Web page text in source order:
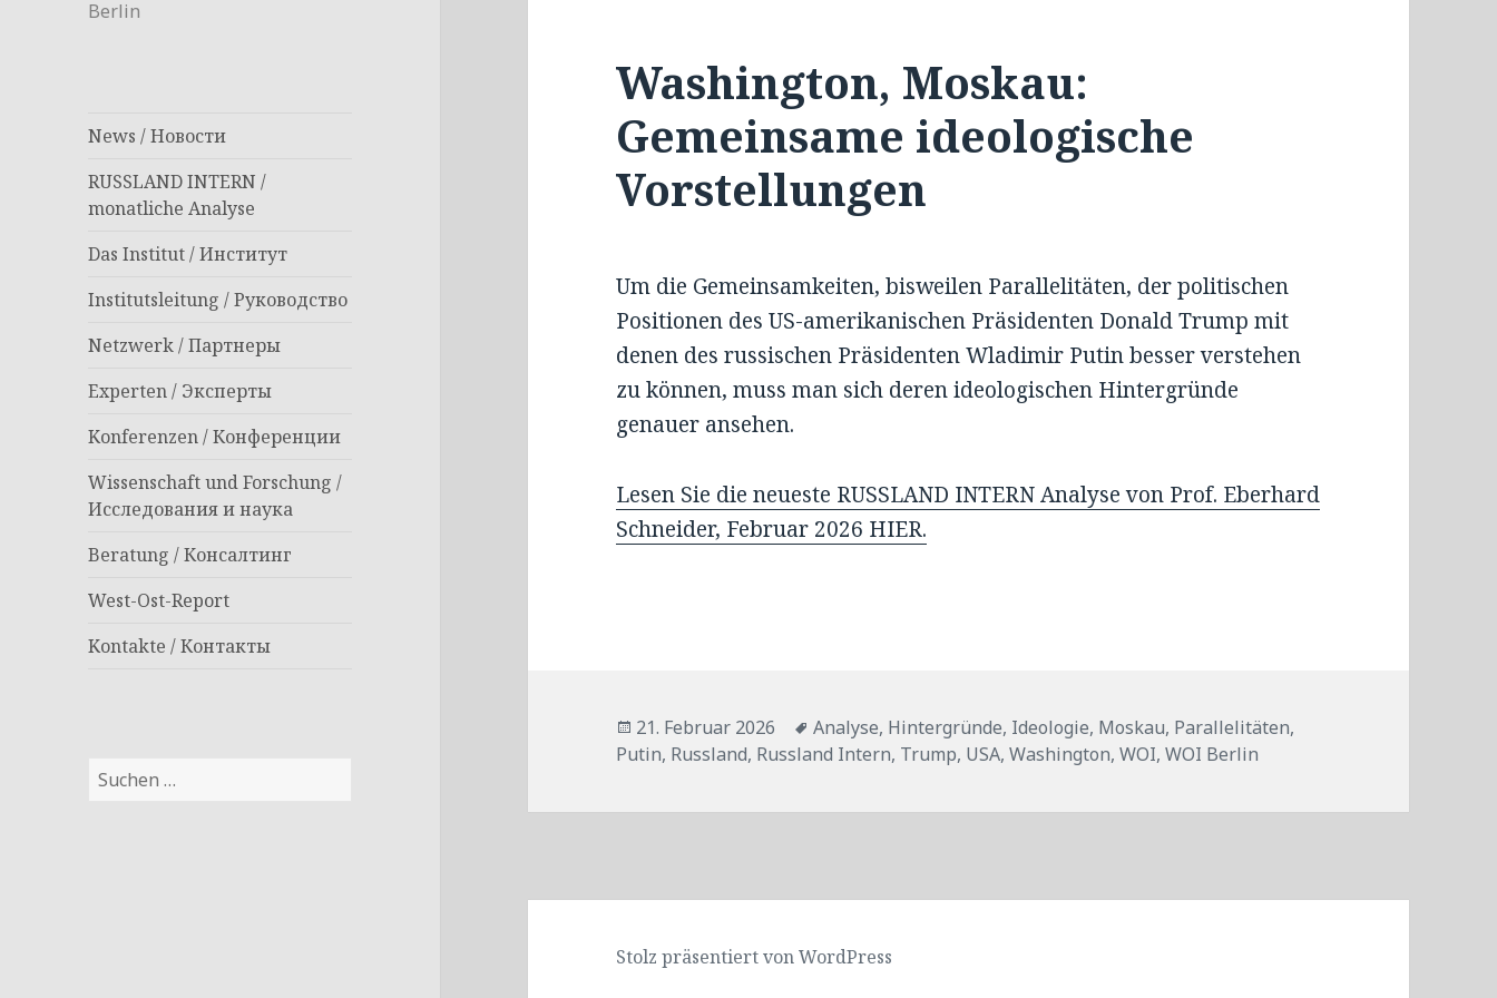
Berlin
News / Новости
RUSSLAND INTERN /
monatliche Analyse
Das Institut / Институт
Institutsleitung / Руководство
Netzwerk / Партнеры
Experten / Эксперты
Konferenzen / Конференции
Wissenschaft und Forschung /
Исследования и наука
Beratung / Консалтинг
West-Ost-Report
Kontakte / Контакты
Suchen
Washington, Moskau:
Gemeinsame ideologische
Vorstellungen
Um die Gemeinsamkeiten, bisweilen Parallelitäten, der politischen
Positionen des US-amerikanischen Präsidenten Donald Trump mit
denen des russischen Präsidenten Wladimir Putin besser verstehen
zu können, muss man sich deren ideologischen Hintergründe
genauer ansehen.
Lesen Sie die neueste RUSSLAND INTERN Analyse von Prof. Eberhard
Schneider, Februar 2026 HIER.
Veröffentlicht
am
21. Februar 2026 Tags
Analyse, Hintergründe, Ideologie, Moskau, Parallelitäten,
Putin, Russland, Russland Intern, Trump, USA,Washington,WOI,WOI Berlin
Stolz präsentiert von WordPress